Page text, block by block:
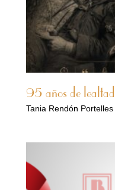
95 años de lealtad
Tania Rendón Portelles